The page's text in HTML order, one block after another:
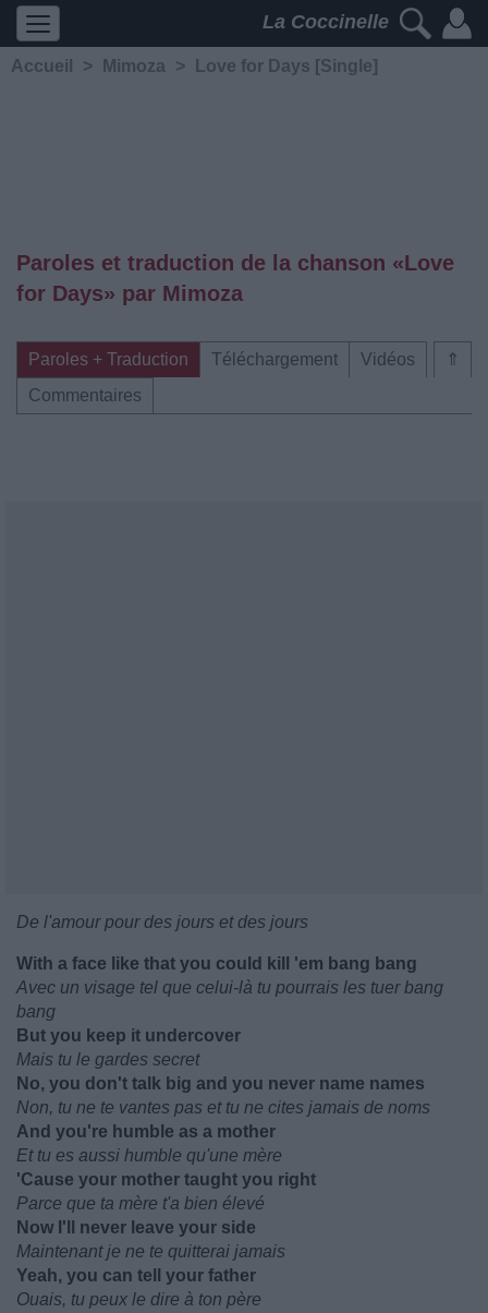
La Coccinelle
Accueil > Mimoza > Love for Days [Single]
Paroles et traduction de la chanson «Love
for Days» par Mimoza
⇑
Paroles + Traduction Téléchargement
Vidéos
Commentaires
De l'amour pour des jours et des jours
With a face like that you could kill 'em bang bang
Avec un visage tel que celui-là tu pourrais les tuer bang
bang
But you keep it undercover
Mais tu le gardes secret
No, you don't talk big and you never name names
Non, tu ne te vantes pas et tu ne cites jamais de noms
And you're humble as a mother
Et tu es aussi humble qu'une mère
'Cause your mother taught you right
Parce que ta mère t'a bien élevé
Now I'll never leave your side
Maintenant je ne te quitterai jamais
Yeah, you can tell your father
Ouais, tu peux le dire à ton père